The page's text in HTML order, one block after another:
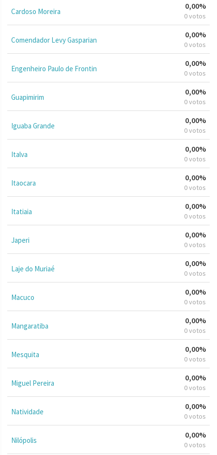
Cardoso Moreira
0,00%
0 votos
Comendador Levy Gasparian
0,00%
0 votos
Engenheiro Paulo de Frontin
0,00%
0 votos
Guapimirim
0,00%
0 votos
Iguaba Grande
0,00%
0 votos
Italva
0,00%
0 votos
Itaocara
0,00%
0 votos
Itatiaia
0,00%
0 votos
Japeri
0,00%
0 votos
Laje do Muriaé
0,00%
0 votos
Macuco
0,00%
0 votos
Mangaratiba
0,00%
0 votos
Mesquita
0,00%
0 votos
Miguel Pereira
0,00%
0 votos
Natividade
0,00%
0 votos
Nilópolis
0,00%
0 votos